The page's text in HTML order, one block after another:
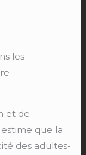
les
et de
que la
des adultes-